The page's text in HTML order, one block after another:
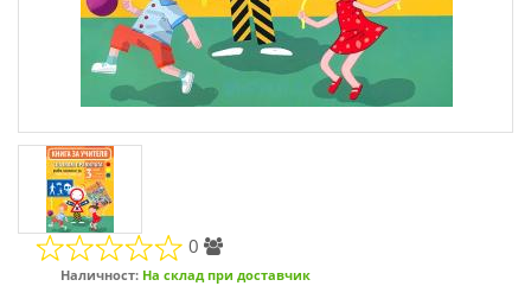
0
Наличност: На склад при доставчик